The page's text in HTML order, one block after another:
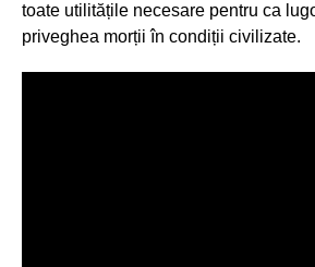
toate utilitățile necesare pentru ca
priveghea morții în condiții civilizate.